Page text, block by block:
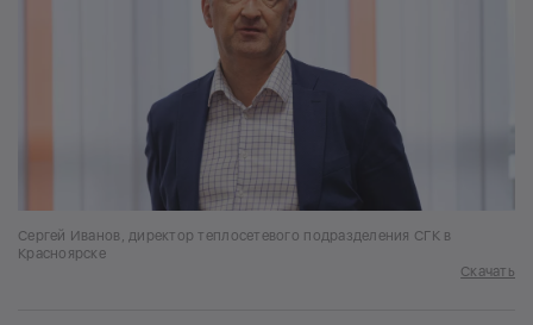
Сергей Иванов, директор теплосетевого подразделения СГК в
Красноярске
Скачать